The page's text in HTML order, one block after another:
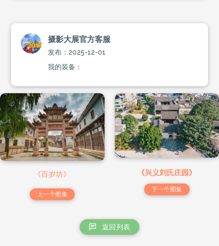
摄影大展官方客服
发布：2025-12-01
我的装备：
《百岁坊》
上一个图集
《兴义刘氏庄园》
下一个图集
返回列表